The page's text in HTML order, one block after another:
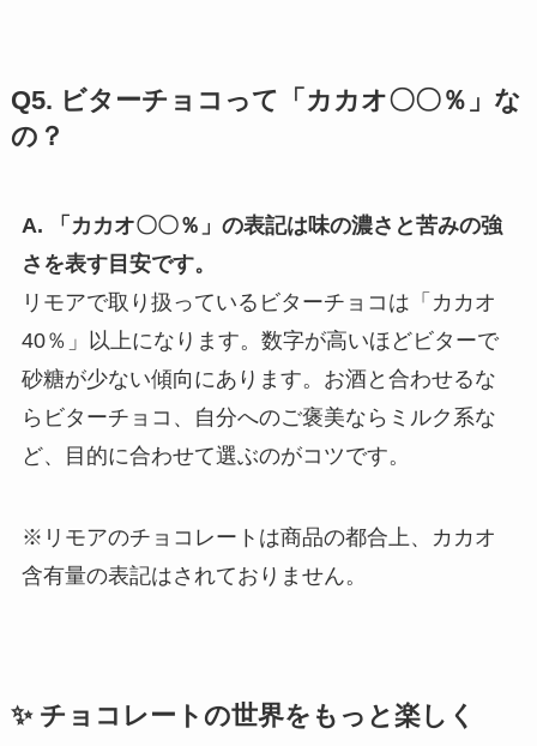
Q5. ビターチョコって「カカオ〇〇％」な
の？
A. 「カカオ〇〇％」の表記は味の濃さと苦みの強
さを表す目安です。
リモアで取り扱っているビターチョコは「カカオ
40％」以上になります。数字が高いほどビターで
砂糖が少ない傾向にあります。お酒と合わせるな
らビターチョコ、自分へのご褒美ならミルク系な
ど、目的に合わせて選ぶのがコツです。
※リモアのチョコレートは商品の都合上、カカオ
含有量の表記はされておりません。
✨ チョコレートの世界をもっと楽しく